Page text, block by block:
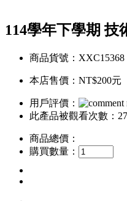
114學年下學期 技
商品貨號：XXC15368
本店售價： NT$200元
用戶評價：
此產品被觀看次數：
商品總價：
購買數量：